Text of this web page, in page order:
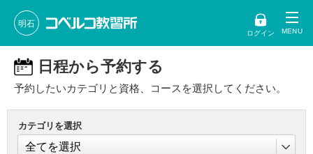
明石
ログイン
日程から予約する
予約したいカテゴリと資格、コースを選択してください。
カテゴリを選択